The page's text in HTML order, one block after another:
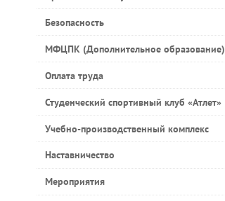
Безопасность
МФЦПК (Дополнительное образование)
Оплата труда
Студенческий спортивный клуб «Атлет»
Учебно-производственный комплекс
Наставничество
Мероприятия